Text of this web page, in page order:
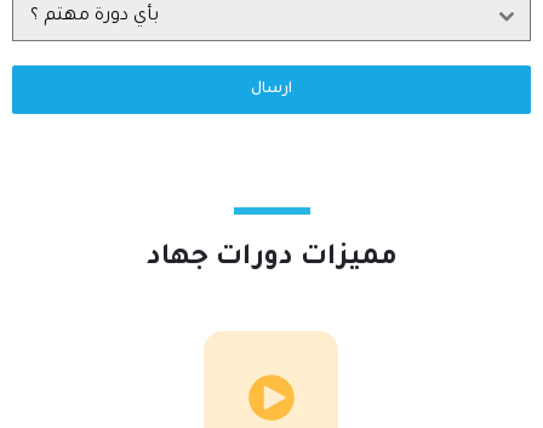
بأي دورة مهتم ؟
ارسال
مميزات دورات جهاد